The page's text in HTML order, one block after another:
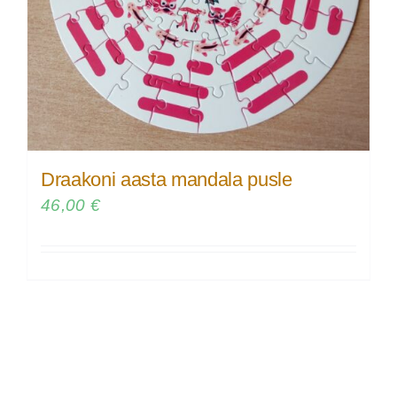
Draakoni aasta mandala pusle
46,00 €